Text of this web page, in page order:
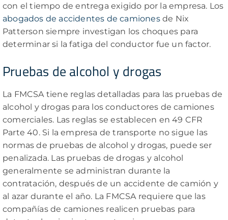
con el tiempo de entrega exigido por la empresa. Los
abogados de accidentes de camionesde Nix
Patterson siempre investigan los choques para
determinar si la fatiga del conductor fue un factor.
Pruebas de alcohol y drogas
La FMCSA tiene reglas detalladas para las pruebas de
alcohol y drogas para los conductores de camiones
comerciales. Las reglas se establecen en 49 CFR
Parte 40. Si la empresa de transporte no sigue las
normas de pruebas de alcohol y drogas, puede ser
penalizada. Las pruebas de drogas y alcohol
generalmente se administran durante la
contratación, después de un accidente de camión y
al azar durante el año. La FMCSA requiere que las
compañías de camiones realicen pruebas para